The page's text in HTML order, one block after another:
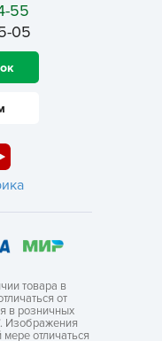
55
05
товара в
от
в розничных
Изображения
отличаться